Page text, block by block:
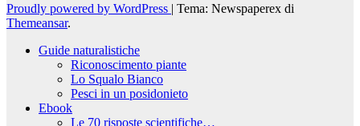
Proudly powered by WordPress | Tema: Newspaperex di
Themeansar.
Guide naturalistiche
Riconoscimento piante
Lo Squalo Bianco
Pesci in un posidonieto
Ebook
Le 70 risposte scientifiche…